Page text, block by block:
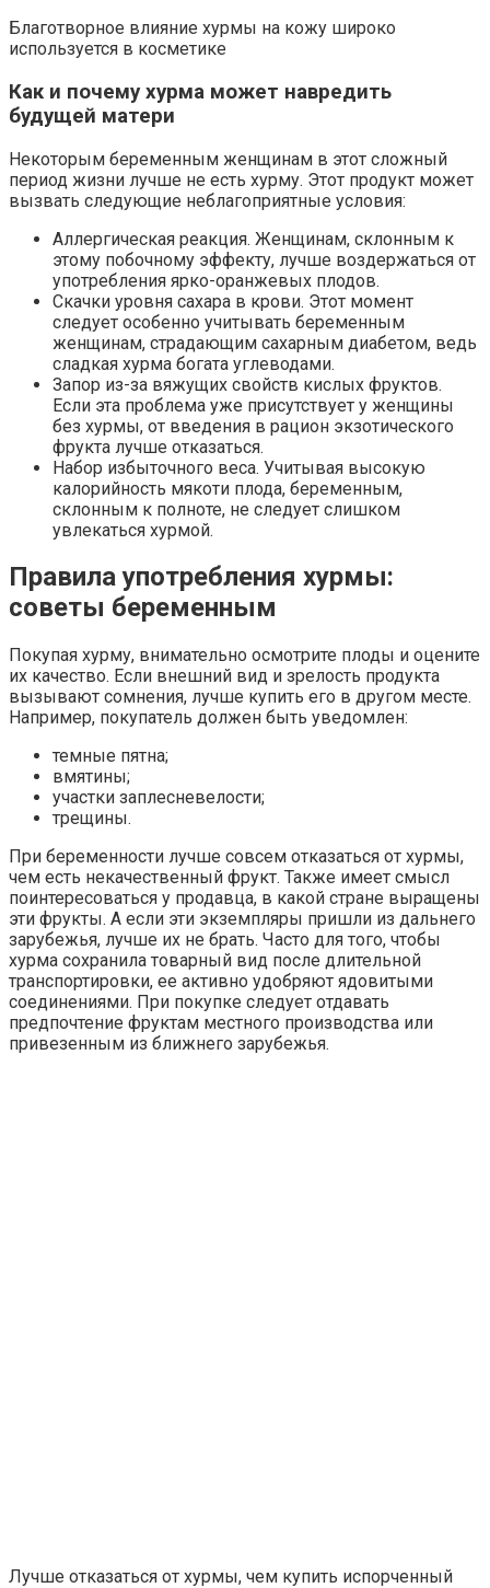
Благотворное влияние хурмы на кожу широко
используется в косметике
Как и почему хурма может навредить
будущей матери
Некоторым беременным женщинам в этот сложный
период жизни лучше не есть хурму. Этот продукт может
вызвать следующие неблагоприятные условия:
Аллергическая реакция. Женщинам, склонным к
этому побочному эффекту, лучше воздержаться от
употребления ярко-оранжевых плодов.
Скачки уровня сахара в крови. Этот момент
следует особенно учитывать беременным
женщинам, страдающим сахарным диабетом, ведь
сладкая хурма богата углеводами.
Запор из-за вяжущих свойств кислых фруктов.
Если эта проблема уже присутствует у женщины
без хурмы, от введения в рацион экзотического
фрукта лучше отказаться.
Набор избыточного веса. Учитывая высокую
калорийность мякоти плода, беременным,
склонным к полноте, не следует слишком
увлекаться хурмой.
Правила употребления хурмы:
советы беременным
Покупая хурму, внимательно осмотрите плоды и оцените
их качество. Если внешний вид и зрелость продукта
вызывают сомнения, лучше купить его в другом месте.
Например, покупатель должен быть уведомлен:
темные пятна;
вмятины;
участки заплесневелости;
трещины.
При беременности лучше совсем отказаться от хурмы,
чем есть некачественный фрукт. Также имеет смысл
поинтересоваться у продавца, в какой стране выращены
эти фрукты. А если эти экземпляры пришли из дальнего
зарубежья, лучше их не брать. Часто для того, чтобы
хурма сохранила товарный вид после длительной
транспортировки, ее активно удобряют ядовитыми
соединениями. При покупке следует отдавать
предпочтение фруктам местного производства или
привезенным из ближнего зарубежья.
Лучше отказаться от хурмы, чем купить испорченный